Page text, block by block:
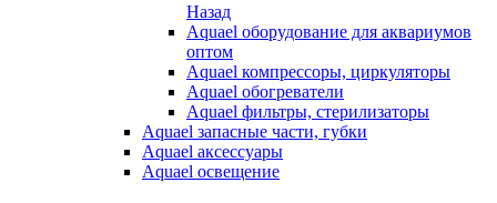
Назад
Aquael оборудование для аквариумов
оптом
Aquael компрессоры, циркуляторы
Aquael обогреватели
Aquael фильтры, стерилизаторы
Aquael запасные части, губки
Aquael аксессуары
Aquael освещение